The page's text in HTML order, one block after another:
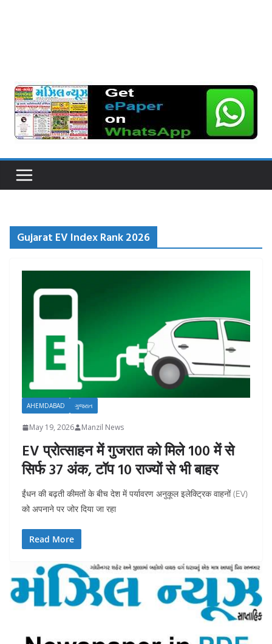
Gujarat EV Index Rank 2026
AHEMDABAD ગુજરાત
May 19, 2026 Manzil News
EV प्रोत्साहन में गुजरात को मिले 100 में से
सिर्फ 37 अंक, टॉप 10 राज्यों से भी बाहर
ईंधन की बढ़ती कीमतों के बीच देश में पर्यावरण अनुकूल इलेक्ट्रिक वाहनों (EV)
को अपनाने पर जोर दिया जा रहा
Read More